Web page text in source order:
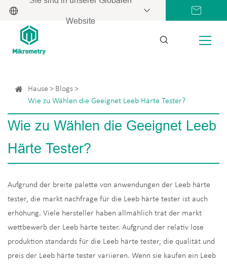
Website
Hause
Blogs
Wie zu Wählen die Geeignet Leeb Härte Tester?
Wie zu Wählen die Geeignet Leeb
Härte Tester?
Aufgrund der breite palette von anwendungen der Leeb härte
tester, die markt nachfrage für die Leeb härte tester ist auch
erhöhung. Viele hersteller haben allmählich trat der markt
wettbewerb der Leeb härte tester. Aufgrund der relativ lose
produktion standards für die Leeb härte tester, die qualität und
preis der Leeb härte tester variieren. Wenn sie kaufen ein Leeb